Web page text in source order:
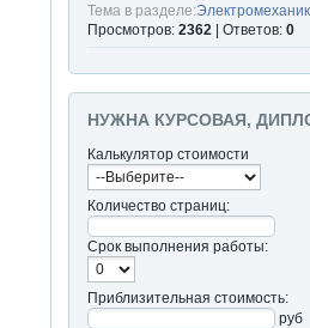
Тема в разделе:
Просмотров:2362 | Ответов:0
НУЖНА КУРСОВАЯ,
Калькулятор стоимости
Количество страниц:
Срок выполнения работы:
Приблизительная стоимость:
руб